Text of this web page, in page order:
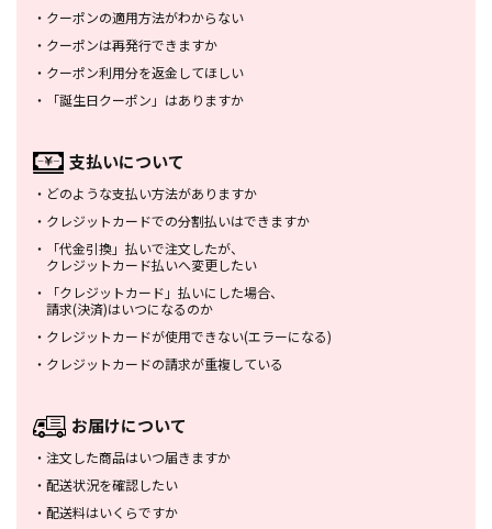
・ クーポンの適用方法がわからない
・ クーポンは再発行できますか
・ クーポン利用分を返金してほしい
・
「誕生日クーポン」はありますか
支払いについて
・ どのような支払い方法がありますか
・ クレジットカードでの分割払いはできますか
・
「代金引換」払いで注文したが、
クレジットカード払いへ変更したい
・
「クレジットカード」払いにした場合、
請求(決済)はいつになるのか
・ クレジットカードが使用できない(エラーになる)
・ クレジットカードの請求が重複している
お届けについて
・ 注文した商品はいつ届きますか
・ 配送状況を確認したい
・ 配送料はいくらですか